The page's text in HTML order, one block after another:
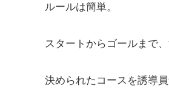
ルールは簡単。
スタートからゴールまで
決められたコースを誘導